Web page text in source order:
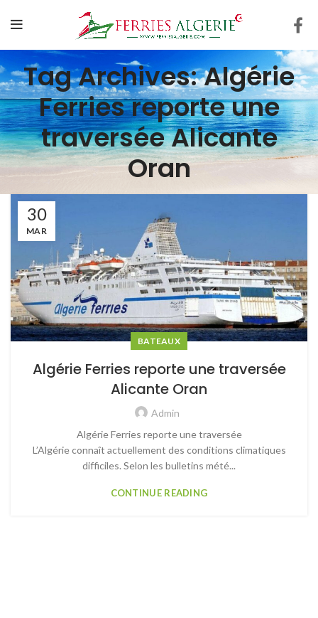
Tag Archives: Algérie
Ferries reporte une
traversée Alicante
Oran
30
MAR
BATEAUX
Algérie Ferries reporte une traversée
Alicante Oran
Admin
Algérie Ferries reporte une traversée
L’Algérie connaît actuellement des conditions climatiques
difficiles. Selon les bulletins mété...
CONTINUE READING